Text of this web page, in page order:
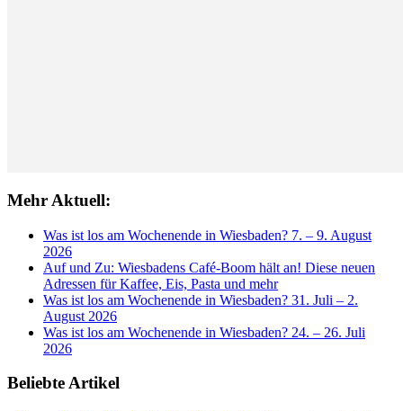
Mehr Aktuell:
Was ist los am Wochenende in Wiesbaden? 7. – 9. August
2026
Auf und Zu: Wiesbadens Café-Boom hält an! Diese neuen
Adressen für Kaffee, Eis, Pasta und mehr
Was ist los am Wochenende in Wiesbaden? 31. Juli – 2.
August 2026
Was ist los am Wochenende in Wiesbaden? 24. – 26. Juli
2026
Beliebte Artikel